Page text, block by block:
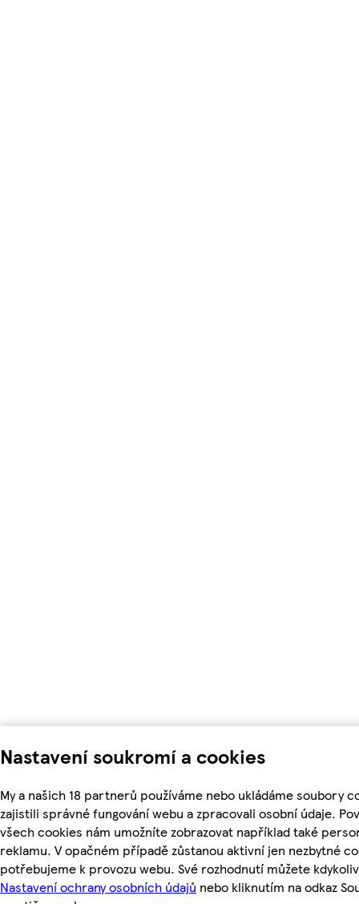
Nastavení soukromí a cookies
My a našich 18 partnerů používáme nebo ukládáme soubory
zajistili správné fungování webu a zpracovali osobní údaje.
všech cookies nám umožníte zobrazovat například také
reklamu. V opačném případě zůstanou aktivní jen nezbytné
potřebujeme k provozu webu. Své rozhodnutí můžete
Nastavení ochrany osobních údajů nebo kliknutím na odkaz